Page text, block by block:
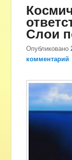
Слои
Опубликовано
комментарий